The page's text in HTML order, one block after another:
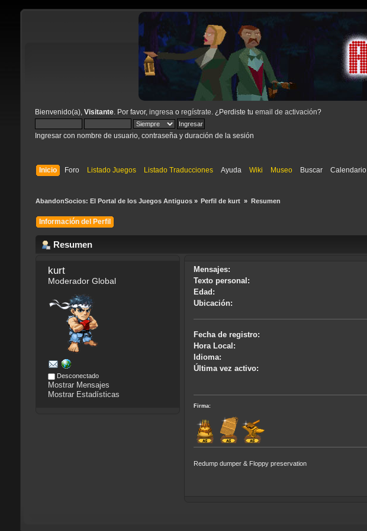
Bienvenido(a), Visitante. Por favor, ingresa o regístrate . ¿Perdiste tu email de activación?
Ingresar con nombre de usuario, contraseña y duración de la sesión
Inicio Foro Listado Juegos Listado Traducciones Ayuda Wiki Museo Buscar Calendario
AbandonSocios: El Portal de los Juegos Antiguos» Perfil de kurt » Resumen
Información del Perfil
Resumen
kurt
Moderador Global
Desconectado
Mostrar Mensajes
Mostrar Estadísticas
Mensajes:
Texto personal:
Edad:
Ubicación:
Fecha de registro:
Hora Local:
Idioma:
Última vez activo:
Firma:
Redump dumper & Floppy preservation